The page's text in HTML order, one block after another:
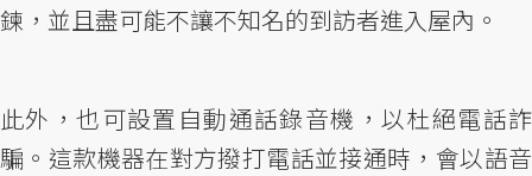
鍊，並且盡可能不讓不知名的到訪者進入屋內。
此外，也可設置自動通話錄音機，以杜絕電話詐
騙。這款機器在對方撥打電話並接通時，會以語音